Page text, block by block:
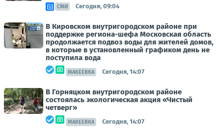
СМИ Сегодня, 09:04
В Кировском внутригородском районе при
поддержке региона-шефа Московская область
продолжается подвоз воды для жителей домов,
в которые в установленный графиком день не
поступила вода
МАКЕЕВКА Сегодня, 14:07
В Горняцком внутригородском районе
состоялась экологическая акция «Чистый
четверг»
МАКЕЕВКА Сегодня, 14:07